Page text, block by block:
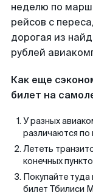
неделю по
рейсов с
дорогая из
рублей
Как еще
билет на
У разных
различаются по
Лететь
конечных
Покупайте
билет Тбилиси